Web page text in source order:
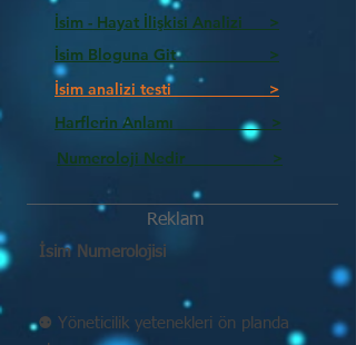
İsim - Hayat İlişkisi Analizi >
İsim Bloguna Git >
İsim analizi testi >
Harflerin Anlamı >
Numeroloji Nedir_________ >
Reklam
İsim Numerolojisi
⚉ Yöneticilik yetenekleri ön planda